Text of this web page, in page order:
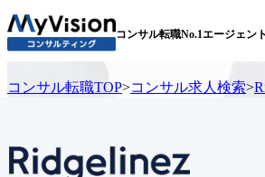
コンサル転職No.1エージェント
コンサル転職TOP>コンサル求人検索>